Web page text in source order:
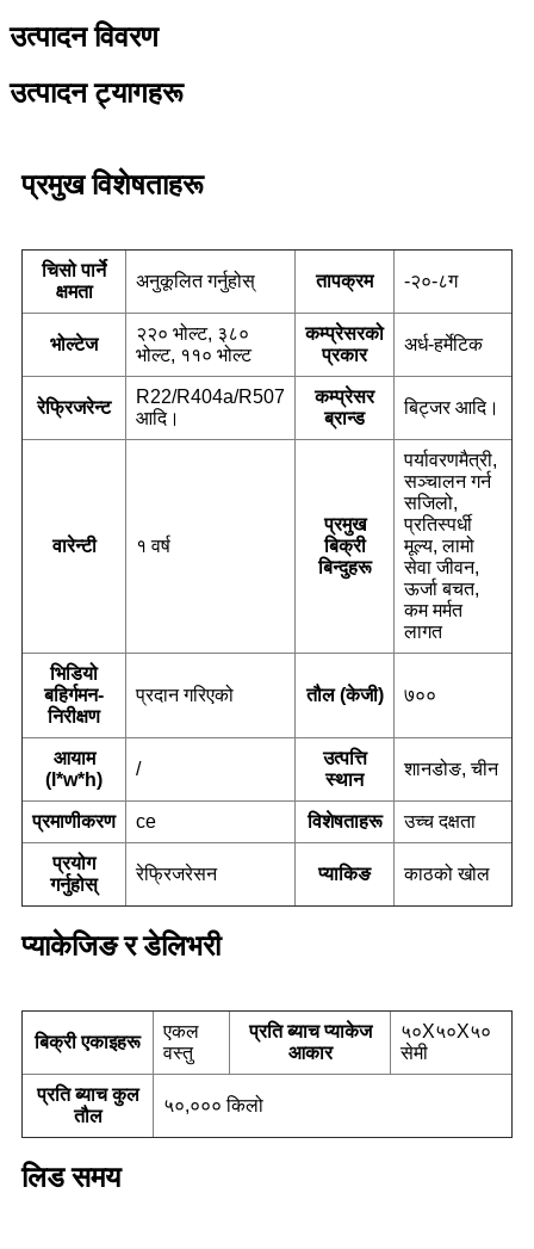
उत्पादन विवरण
उत्पादन ट्यागहरू
प्रमुख विशेषताहरू
चिसो पार्ने
क्षमता
अनुकूलित गर्नुहोस् तापक्रम -२०-८ग
भोल्टेज
२२० भोल्ट, ३८०
भोल्ट, ११० भोल्ट
कम्प्रेसरको
प्रकार
अर्ध-हर्मेटिक
रेफ्रिजरेन्ट
R22/R404a/R507
आदि।
कम्प्रेसर
ब्रान्ड
बिट्जर आदि।
वारेन्टी १ वर्ष
प्रमुख
बिक्री
बिन्दुहरू
पर्यावरणमैत्री,
सञ्चालन गर्न
सजिलो,
प्रतिस्पर्धी
मूल्य, लामो
सेवा जीवन,
ऊर्जा बचत,
कम मर्मत
लागत
भिडियो
बहिर्गमन-
निरीक्षण
प्रदान गरिएको तौल (केजी) ७००
आयाम
(l*w*h)
/
उत्पत्ति
स्थान
शानडोङ, चीन
प्रमाणीकरण ce विशेषताहरू उच्च दक्षता
प्रयोग
गर्नुहोस्
रेफ्रिजरेसन प्याकिङ काठको खोल
प्याकेजिङ र डेलिभरी
बिक्री एकाइहरू
एकल
वस्तु
प्रति ब्याच प्याकेज
आकार
५०X५०X५०
सेमी
प्रति ब्याच कुल
तौल
५०,००० किलो
लिड समय